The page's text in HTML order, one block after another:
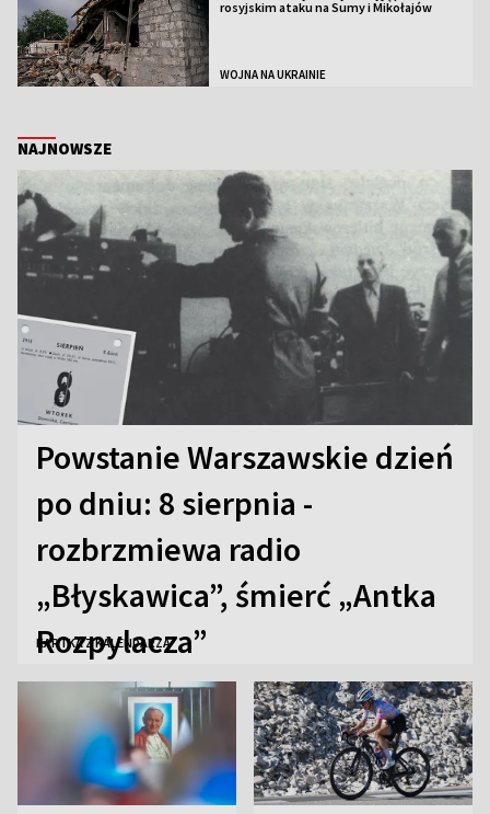
rosyjskim ataku na Sumy i Mikołajów
WOJNA NA UKRAINIE
NAJNOWSZE
Powstanie Warszawskie dzień
po dniu: 8 sierpnia -
rozbrzmiewa radio
„Błyskawica”, śmierć „Antka
Rozpylacza”
KARTKA Z KALENDARZA